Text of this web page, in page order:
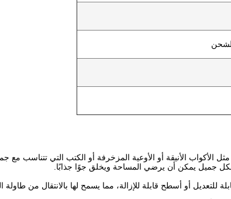
الأكواب الأنيقة أو الأوعية المزخرفة أو الكتب التي تتناسب مع
جميل يمكن أن يرضي المساحة ويخلق جوًا جذابًا.
للتعديل أو أسطح قابلة للإزالة، مما يسمح لها بالانتقال من طاولة